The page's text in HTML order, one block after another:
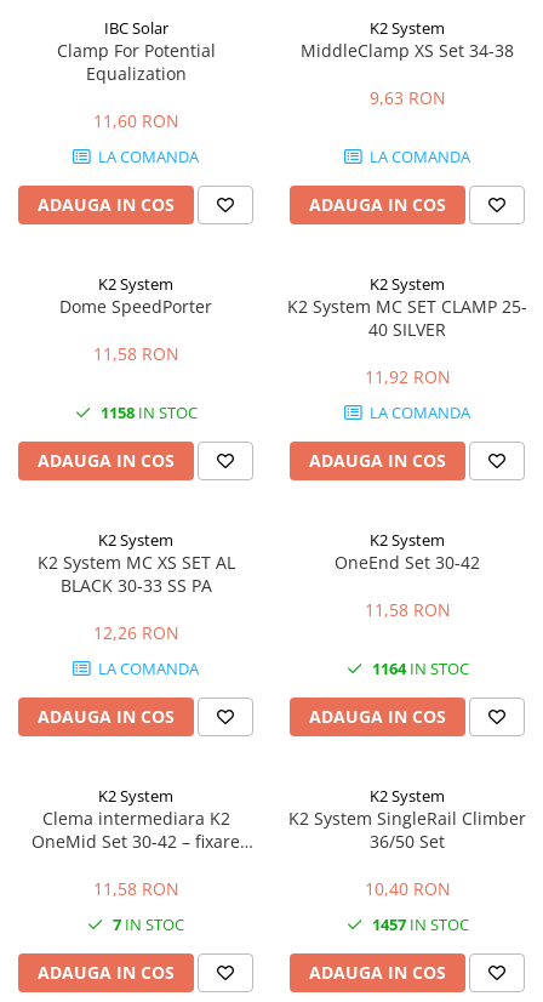
IBC Solar
Clamp For Potential
Equalization
11,60 RON
LA COMANDA
ADAUGA IN COS
K2 System
MiddleClamp XS Set 34-38
9,63 RON
LA COMANDA
ADAUGA IN COS
K2 System
Dome SpeedPorter
11,58 RON
1158IN STOC
ADAUGA IN COS
K2 System
K2 System MC SET CLAMP 25-
40 SILVER
11,92 RON
LA COMANDA
ADAUGA IN COS
K2 System
K2 System MC XS SET AL
BLACK 30-33 SS PA
12,26 RON
LA COMANDA
ADAUGA IN COS
K2 System
OneEnd Set 30-42
11,58 RON
1164IN STOC
ADAUGA IN COS
K2 System
Clema intermediara K2
OneMid Set 30-42 – fixare
11,58 RON
7 IN STOC
ADAUGA IN COS
K2 System
K2 System SingleRail Climber
36/50 Set
10,40 RON
1457IN STOC
ADAUGA IN COS